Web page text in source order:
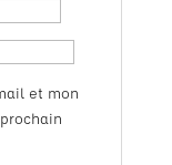
et mon